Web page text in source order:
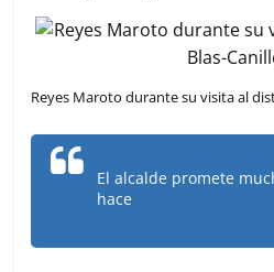
Reyes Maroto durante su visita al
El alcalde promete
hace